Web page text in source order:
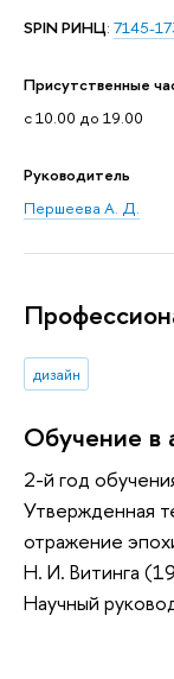
SPIN РИНЦ: 7145-
Присутственные
с 10.00 до 19.00
Руководитель
Першеева А. Д.
дизайн
Обучение в
2-й год
Утвержденная
отражение
Н. И. Витинга
Научный